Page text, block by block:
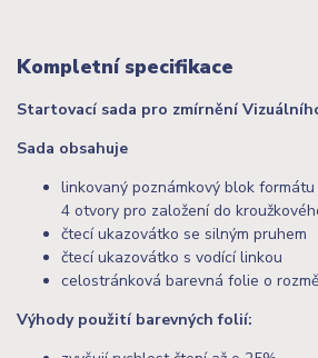
Kompletní specifikace
Startovací sada pro zmírnění
Sada obsahuje
linkovaný poznámkový blok
4 otvory pro založení do
čtecí ukazovátko se silným pruhem
čtecí ukazovátko s vodící linkou
celostránková barevná folie o
Výhody použití barevných folií: